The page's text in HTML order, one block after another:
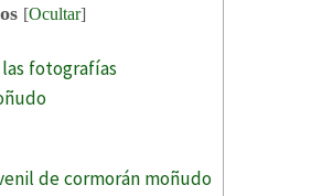
[Ocultar]
fotografías
de cormorán moñudo